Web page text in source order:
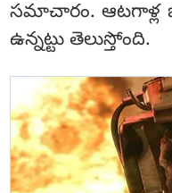
సమాచారం. ఆటగాళ్ల
ఉన్నట్టు తెలుస్తోంది.